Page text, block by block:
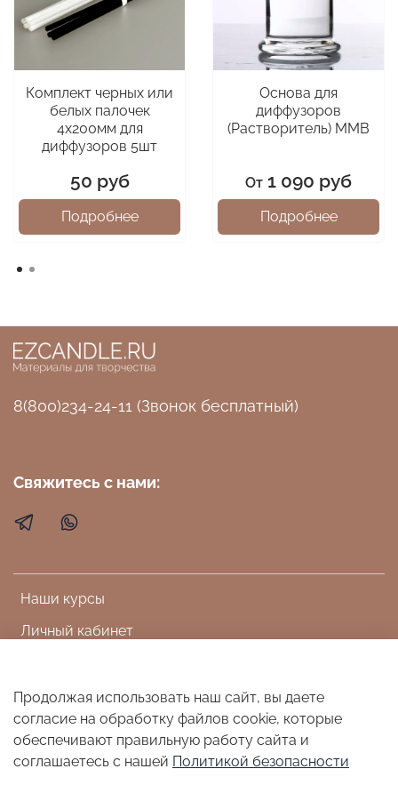
Комплект черных или
белых палочек
4х200мм для
диффузоров 5шт
50 руб
Подробнее
Основа для
диффузоров
(Растворитель) MMB
От 1 090 руб
Подробнее
Наши курсы
Личный кабинет
Пользовательское соглашение
Политика конфиденциальности и оферта
8(800)234-24-11 (Звонок бесплатный)
Свяжитесь с нами:
Продолжая использовать наш сайт, вы даете
согласие на обработку файлов cookie, которые
обеспечивают правильную работу сайта и
соглашаетесь с нашей Политикой безопасности